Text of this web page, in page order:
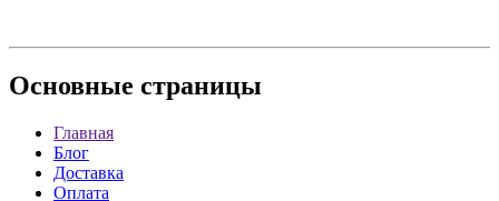
Основные страницы
Главная
Блог
Доставка
Оплата